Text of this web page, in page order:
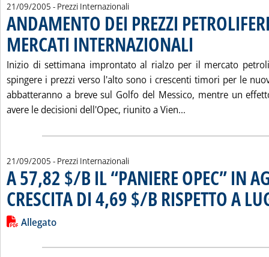
21/09/2005 - Prezzi Internazionali
ANDAMENTO DEI PREZZI
MERCATI INTERNAZIONALI
Inizio di settimana improntato al rialzo per il mercato
spingere i prezzi verso l'alto sono i crescenti timori per le
abbatteranno a breve sul Golfo del Messico, mentre un
avere le decisioni dell'Opec, riunito a Vien...
21/09/2005 - Prezzi Internazionali
A 57,82 $/B IL “PANIERE OPEC” IN
CRESCITA DI 4,69 $/B RISPETTO A
Leggi tutta la notizia: 'A 57,82 $/B IL “PANIERE OPEC” IN
Lista allegati PDF alla notizia
Allegato